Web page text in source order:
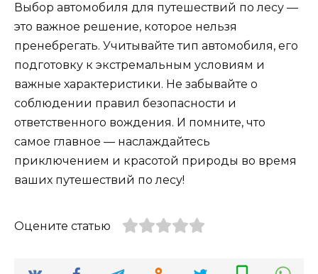
Выбор автомобиля для путешествий по лесу —
это важное решение, которое нельзя
пренебрегать. Учитывайте тип автомобиля, его
подготовку к экстремальным условиям и
важные характеристики. Не забывайте о
соблюдении правил безопасности и
ответственного вождения. И помните, что
самое главное — наслаждайтесь
приключением и красотой природы во время
ваших путешествий по лесу!
Оцените статью